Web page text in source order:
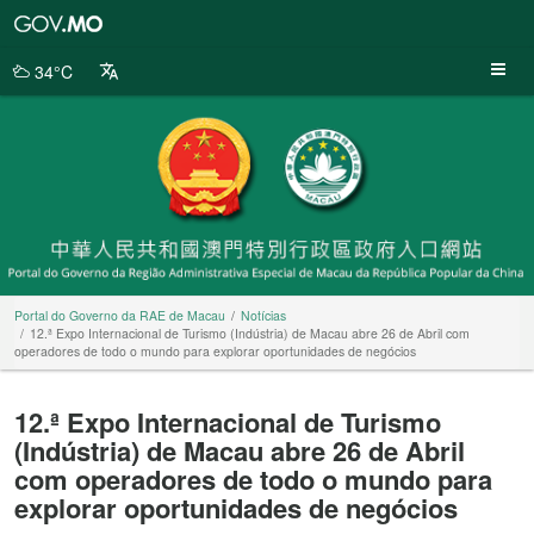
da
34°C
Portal do Governo da RAE de Macau
Notícias
12.ª Expo Internacional de Turismo (Indústria) de Macau abre 26 de Abril com
operadores de todo o mundo para explorar oportunidades de negócios
12.ª Expo Internacional de Turismo
(Indústria) de Macau abre 26 de Abril
com operadores de todo o mundo para
explorar oportunidades de negócios